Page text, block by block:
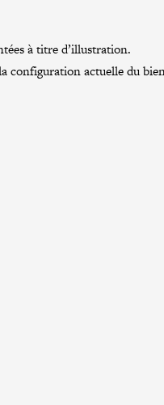
à titre d’illustration.
configuration actuelle du